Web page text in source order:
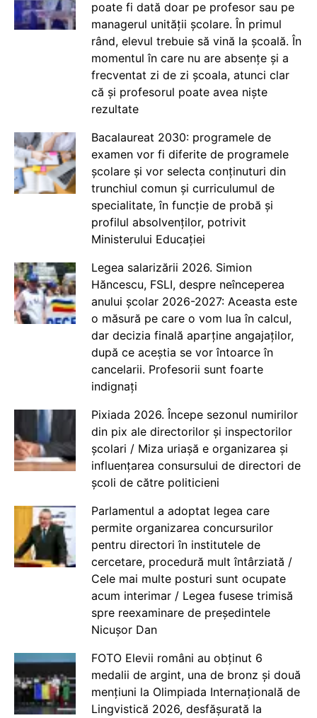
poate fi dată doar pe profesor sau pe
managerul unității școlare. În primul
rând, elevul trebuie să vină la școală. În
momentul în care nu are absențe și a
frecventat zi de zi școala, atunci clar
că și profesorul poate avea niște
rezultate
Bacalaureat 2030: programele de
examen vor fi diferite de programele
școlare și vor selecta conținuturi din
trunchiul comun și curriculumul de
specialitate, în funcție de probă și
profilul absolvenților, potrivit
Ministerului Educației
Legea salarizării 2026. Simion
Hăncescu, FSLI, despre neînceperea
anului școlar 2026-2027: Aceasta este
o măsură pe care o vom lua în calcul,
dar decizia finală aparține angajaților,
după ce aceștia se vor întoarce în
cancelarii. Profesorii sunt foarte
indignați
Pixiada 2026. Începe sezonul numirilor
din pix ale directorilor și inspectorilor
școlari / Miza uriașă e organizarea și
influențarea consursului de directori de
școli de către politicieni
Parlamentul a adoptat legea care
permite organizarea concursurilor
pentru directori în institutele de
cercetare, procedură mult întârziată /
Cele mai multe posturi sunt ocupate
acum interimar / Legea fusese trimisă
spre reexaminare de președintele
Nicușor Dan
FOTO Elevii români au obținut 6
medalii de argint, una de bronz și două
mențiuni la Olimpiada Internațională de
Lingvistică 2026, desfășurată la